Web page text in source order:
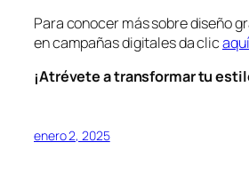
Para conocer más sobre diseño
en campañas digitales da clicaquí
¡Atrévete a transformar tu
enero 2, 2025